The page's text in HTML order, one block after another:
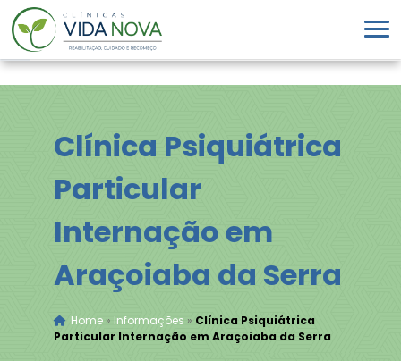
Clínica Psiquiátrica
Particular
Internação em
Araçoiaba da Serra
Home» Informações » Clínica Psiquiátrica
Particular Internação em Araçoiaba da Serra